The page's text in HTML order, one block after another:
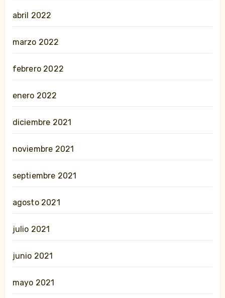
abril 2022
marzo 2022
febrero 2022
enero 2022
diciembre 2021
noviembre 2021
septiembre 2021
agosto 2021
julio 2021
junio 2021
mayo 2021